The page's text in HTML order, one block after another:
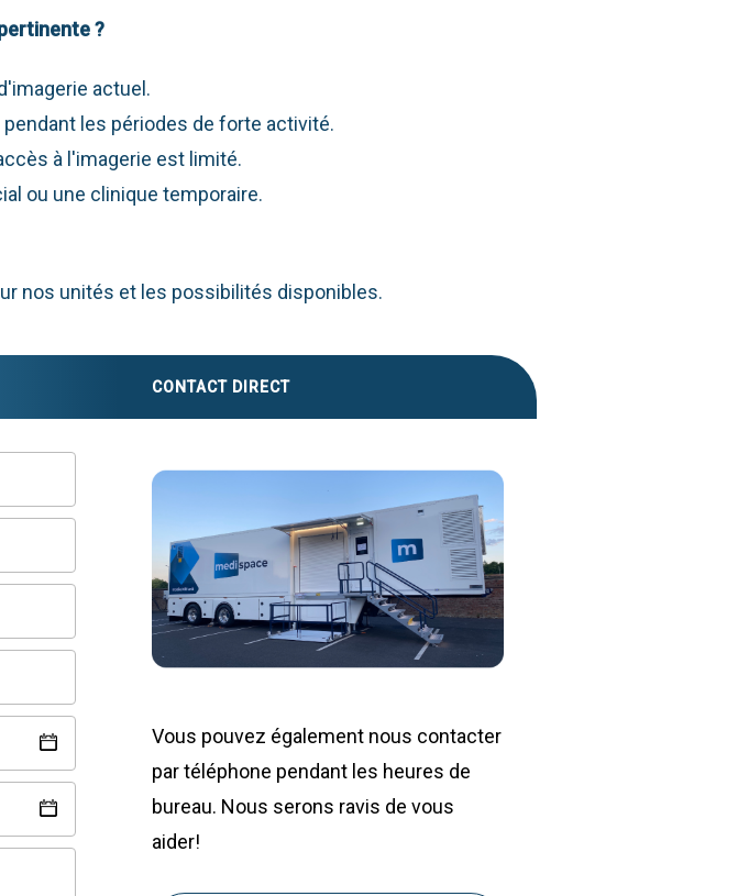
?
actuel.
les périodes de forte activité.
à l'imagerie est limité.
ou une clinique temporaire.
nos unités et les possibilités disponibles.
CONTACT DIRECT
Vous pouvez également nous contacter
par téléphone pendant les heures de
bureau. Nous serons ravis de vous
aider!